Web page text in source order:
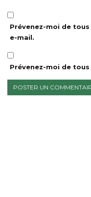
Prévenez-moi de
e-mail.
Prévenez-moi de